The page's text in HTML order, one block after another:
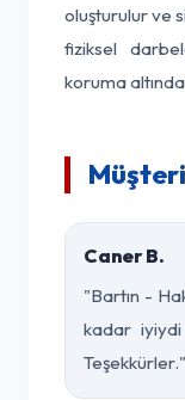
oluşturulur ve
fiziksel
koruma
Caner B.
"Bartın -
kadar iyiydi
Teşekkürler."